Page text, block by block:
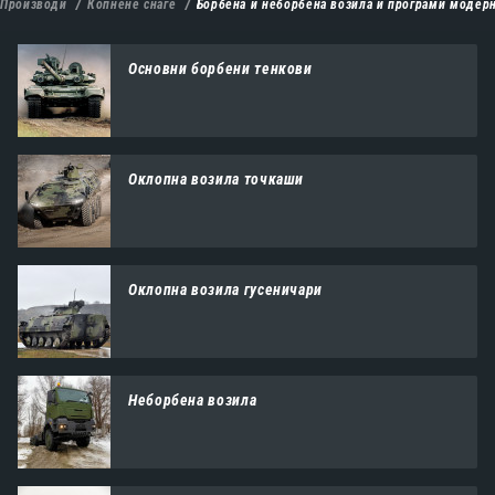
Производи Копнене снаге Борбена и неборбена возила и програми
Основни борбени тенкови
Оклопна возила точкаши
Оклопна возила гусеничари
Неборбена возила